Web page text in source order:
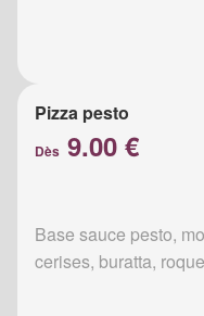
Pizza pesto
Dès 9.00 €
Base sauce pesto,
cerises, buratta,